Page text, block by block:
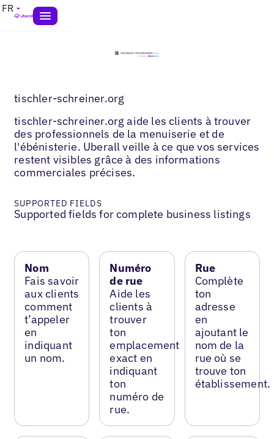
FR
tischler-schreiner.org
tischler-schreiner.org aide les clients à trouver
des professionnels de la menuiserie et de
l'ébénisterie. Uberall veille à ce que vos services
restent visibles grâce à des informations
commerciales précises.
SUPPORTED FIELDS
Supported fields for complete business listings
Nom
Fais savoir
aux clients
comment
t’appeler
en
indiquant
un nom.
Numéro
de rue
Aide les
clients à
trouver
ton
emplacement
exact en
indiquant
ton
numéro de
rue.
Rue
Complète
ton
adresse
en
ajoutant le
nom de la
rue où se
trouve ton
établissement.